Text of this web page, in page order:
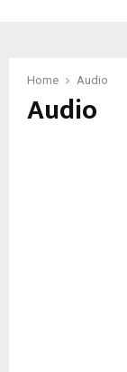
Home Audio
Audio